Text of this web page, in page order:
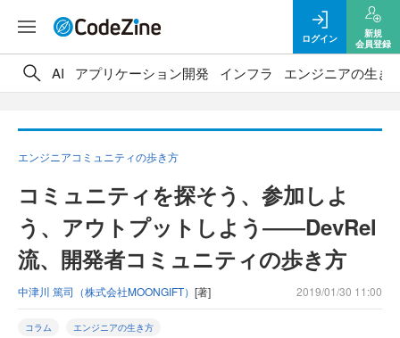
ログイン
新規
会員登録
AI アプリケーション開発 インフラ エンジニアの生き
エンジニアコミュニティの歩き方
コミュニティを探そう、参加しよ
う、アウトプットしよう――DevRel
流、開発者コミュニティの歩き方
中津川 篤司（株式会社MOONGIFT） [著] 2019/01/30 11:00
コラム エンジニアの生き方